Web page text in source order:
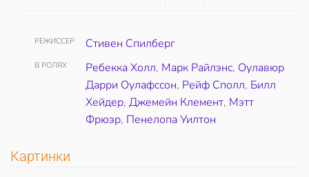
РЕЖИССЕР Стивен Спилберг
В РОЛЯХ Ребекка Холл, Марк Райлэнс, Оулавюр
Дарри Оулафссон, Рейф Сполл, Билл
Хейдер, Джемейн Клемент, Мэтт
Фрюэр, Пенелопа Уилтон
Картинки